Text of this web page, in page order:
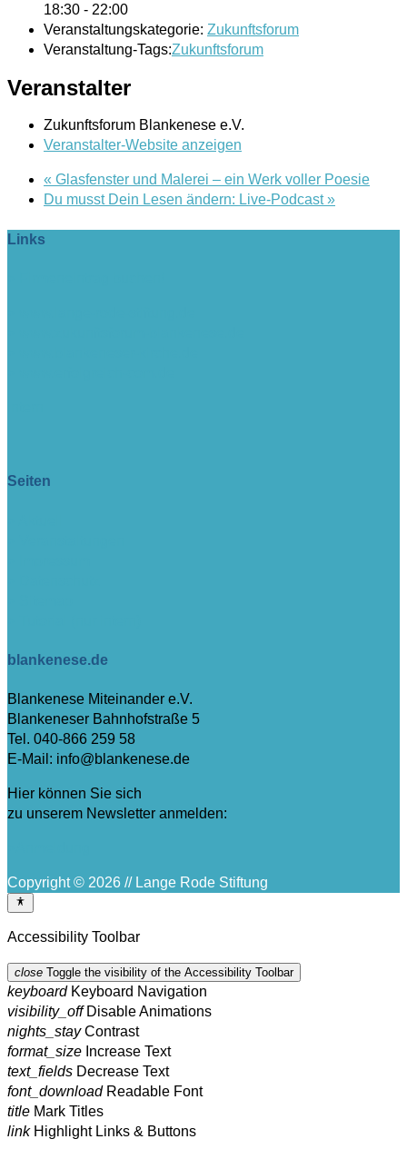
18:30 - 22:00
Veranstaltungskategorie: Zukunftsforum
Veranstaltung-Tags:Zukunftsforum
Veranstalter
Zukunftsforum Blankenese e.V.
Veranstalter-Website anzeigen
« Glasfenster und Malerei – ein Werk voller Poesie
Du musst Dein Lesen ändern: Live-Podcast»
Links
Seiten
blankenese.de
Blankenese Miteinander e.V.
Blankeneser Bahnhofstraße 5
Tel. 040-866 259 58
E-Mail: info@blankenese.de
Hier können Sie sich
zu unserem Newsletter anmelden:
Copyright © 2026 // Lange Rode Stiftung
Accessibility Toolbar
close Toggle the visibility of the Accessibility Toolbar
keyboard Keyboard Navigation
visibility_off Disable Animations
nights_stay Contrast
format_size Increase Text
text_fields Decrease Text
font_download Readable Font
title Mark Titles
link Highlight Links & Buttons